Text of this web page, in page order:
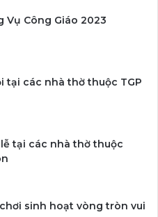
Vụ Công Giáo 2023
tại các nhà thờ thuộc TGP
tại các nhà thờ thuộc
sinh hoạt vòng tròn vui